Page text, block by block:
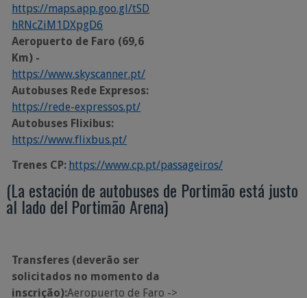
https://maps.app.goo.gl/tSD
hRNcZiM1DXpgD6
Aeropuerto de Faro (69,6
Km) -
https://www.skyscanner.pt/
Autobuses Rede Expresos:
https://rede-expressos.pt/
Autobuses Flixibus:
https://www.flixbus.pt/
Trenes CP: https://www.cp.pt/passageiros/
(La estaciónde autobusesde Portimão está justo
al lado del PortimãoArena)
Transferes (deverão ser
solicitados no momento da
inscrição):Aeropuerto de Faro ->